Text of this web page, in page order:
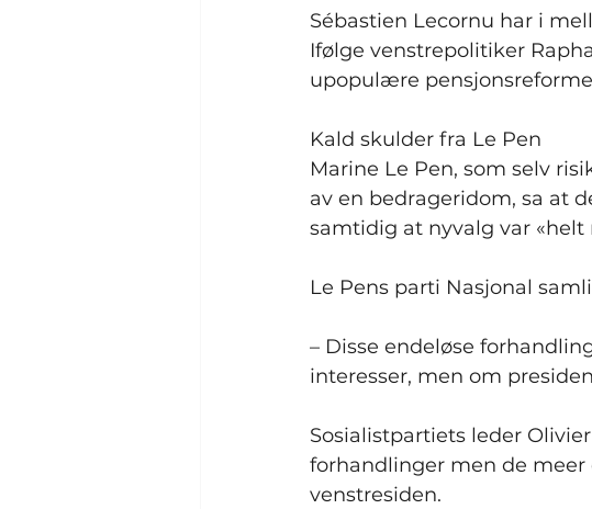
Sébastien Lecornu har i
Ifølge venstrepolitiker
upopulære
Kald skulder fra Le Pen
Marine Le Pen, som selv
av en bedrageridom, sa at
samtidig at nyvalg var «helt
Le Pens parti Nasjonal
– Disse endeløse
interesser, men om
Sosialistpartiets leder
forhandlinger men de meer
venstresiden.